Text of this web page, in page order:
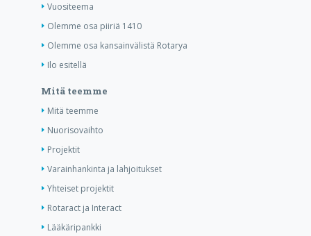
Vuositeema
Olemme osa piiriä 1410
Olemme osa kansainvälistä Rotarya
Ilo esitellä
Mitä teemme
Mitä teemme
Nuorisovaihto
Projektit
Varainhankinta ja lahjoitukset
Yhteiset projektit
Rotaract ja Interact
Lääkäripankki